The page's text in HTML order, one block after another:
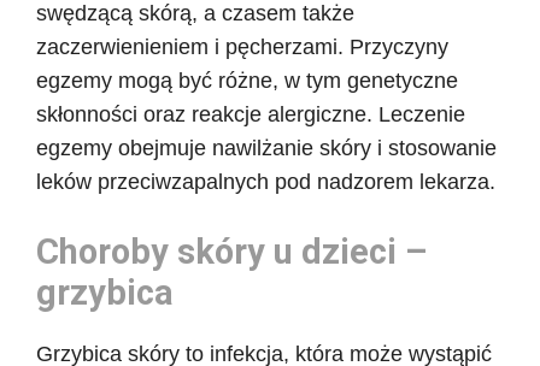
swędzącą skórą, a czasem także
zaczerwienieniem i pęcherzami. Przyczyny
egzemy mogą być różne, w tym genetyczne
skłonności oraz reakcje alergiczne. Leczenie
egzemy obejmuje nawilżanie skóry i stosowanie
leków przeciwzapalnych pod nadzorem lekarza.
Choroby skóry u dzieci –
grzybica
Grzybica skóry to infekcja, która może wystąpić